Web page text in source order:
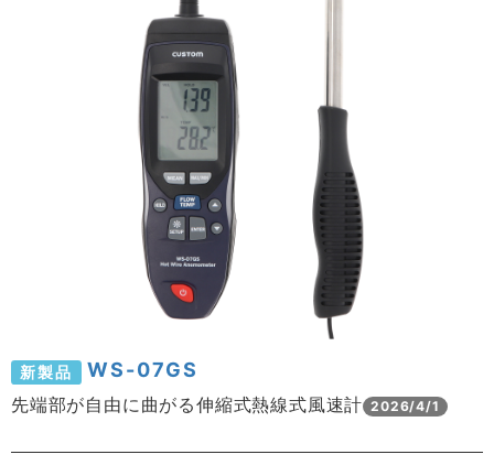
新製品 WS-07GS
先端部が自由に曲がる伸縮式熱線式風速計 2026/4/1